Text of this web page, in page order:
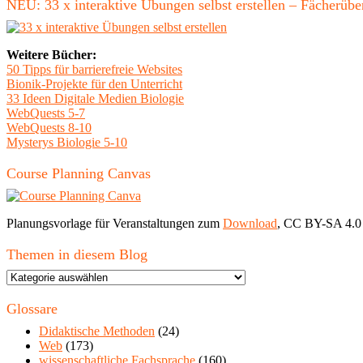
NEU: 33 x interaktive Übungen selbst erstellen –
Weitere Bücher:
50 Tipps für barrierefreie Websites
Bionik-Projekte für den Unterricht
33 Ideen Digitale Medien Biologie
WebQuests 5-7
WebQuests 8-10
Mysterys Biologie 5-10
Course Planning Canvas
Planungsvorlage für Veranstaltungen zum Download, CC BY-SA 4.0
Themen in diesem Blog
Themen
diesem
Glossare
Didaktische Methoden (24)
Web (173)
wissenschaftliche Fachsprache (160)